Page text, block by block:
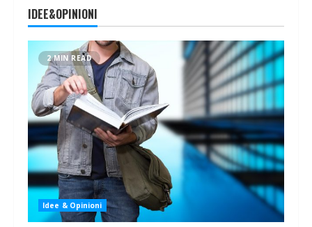
IDEE&OPINIONI
2 MIN READ
Idee & Opinioni